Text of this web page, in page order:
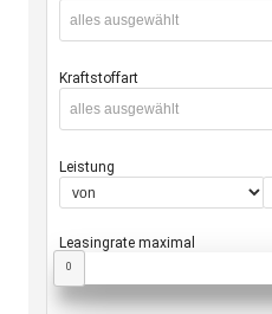
alles ausgewählt
Kraftstoffart
alles ausgewählt
Leistung
Leasingrate maximal
0